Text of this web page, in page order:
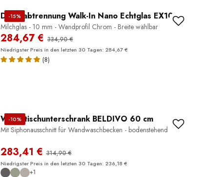
-15%
Duschabtrennung Walk-In Nano Echtglas EX101
Milchglas - 10 mm - Wandprofil Chrom - Breite wählbar
284,67 € 334,90 €
Niedrigster Preis in den letzten 30 Tagen: 284,67 €
(8)
-10%
Waschtischunterschrank BELDIVO 60 cm
Mit Siphonausschnitt für Wandwaschbecken - bodenstehend
283,41 € 314,90 €
Niedrigster Preis in den letzten 30 Tagen: 236,18 €
+1